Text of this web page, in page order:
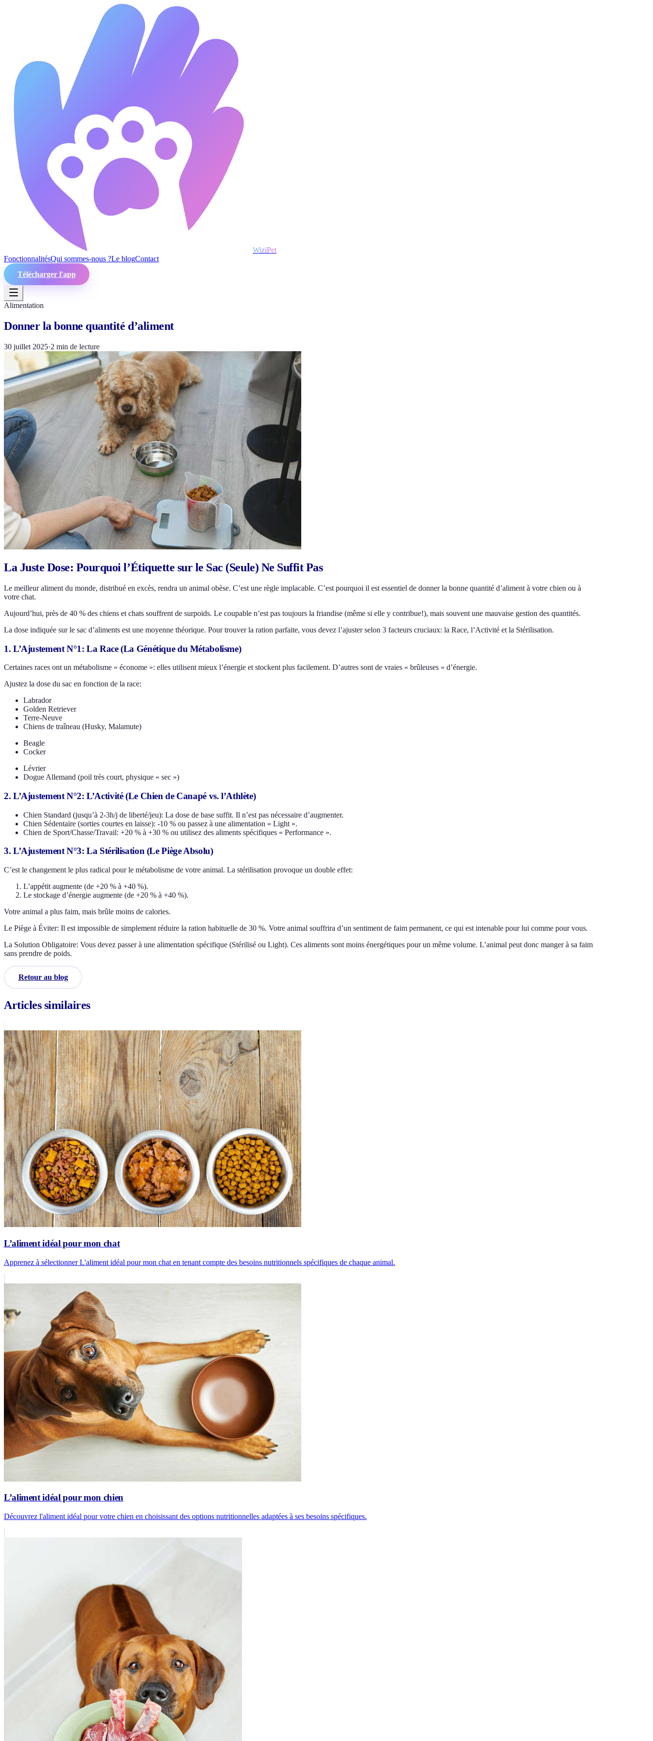
WiziPet
FonctionnalitésQui sommes-nous ?Le blogContact
Télécharger l'app
Alimentation
Donner la bonne quantité d’aliment
30 juillet 2025·2 min de lecture
La Juste Dose: Pourquoi l’Étiquette sur le Sac (Seule) Ne Suffit Pas
Le meilleur aliment du monde, distribué en excès, rendra un animal obèse. C’est une règle implacable. C’est pourquoi il est essentiel de donner la bonne quantité d’aliment à votre chien ou à
votre chat.
Aujourd’hui, près de 40 % des chiens et chats souffrent de surpoids. Le coupable n’est pas toujours la friandise (même si elle y contribue!), mais souvent une mauvaise gestion des quantités.
La dose indiquée sur le sac d’aliments est une moyenne théorique. Pour trouver la ration parfaite, vous devez l’ajuster selon 3 facteurs cruciaux: la Race, l’Activité et la Stérilisation.
1. L’Ajustement N°1: La Race (La Génétique du Métabolisme)
Certaines races ont un métabolisme « économe »: elles utilisent mieux l’énergie et stockent plus facilement. D’autres sont de vraies « brûleuses » d’énergie.
Ajustez la dose du sac en fonction de la race:
Labrador
Golden Retriever
Terre-Neuve
Chiens de traîneau (Husky, Malamute)
Beagle
Cocker
Lévrier
Dogue Allemand (poil très court, physique « sec »)
2. L’Ajustement N°2: L’Activité (Le Chien de Canapé vs. l’Athlète)
Chien Standard (jusqu’à 2-3h/j de liberté/jeu): La dose de base suffit. Il n’est pas nécessaire d’augmenter.
Chien Sédentaire (sorties courtes en laisse): -10 % ou passez à une alimentation « Light ».
Chien de Sport/Chasse/Travail: +20 % à +30 % ou utilisez des aliments spécifiques « Performance ».
3. L’Ajustement N°3: La Stérilisation (Le Piège Absolu)
C’est le changement le plus radical pour le métabolisme de votre animal. La stérilisation provoque un double effet:
L’appétit augmente (de +20 % à +40 %).
Le stockage d’énergie augmente (de +20 % à +40 %).
Votre animal a plus faim, mais brûle moins de calories.
Le Piège à Éviter: Il est impossible de simplement réduire la ration habituelle de 30 %. Votre animal souffrira d’un sentiment de faim permanent, ce qui est intenable pour lui comme pour vous.
La Solution Obligatoire: Vous devez passer à une alimentation spécifique (Stérilisé ou Light). Ces aliments sont moins énergétiques pour un même volume. L’animal peut donc manger à sa faim
sans prendre de poids.
Retour au blog
Articles similaires
L’aliment idéal pour mon chat
Apprenez à sélectionner L'aliment idéal pour mon chat en tenant compte des besoins nutritionnels spécifiques de chaque animal.
L’aliment idéal pour mon chien
Découvrez l'aliment idéal pour votre chien en choisissant des options nutritionnelles adaptées à ses besoins spécifiques.